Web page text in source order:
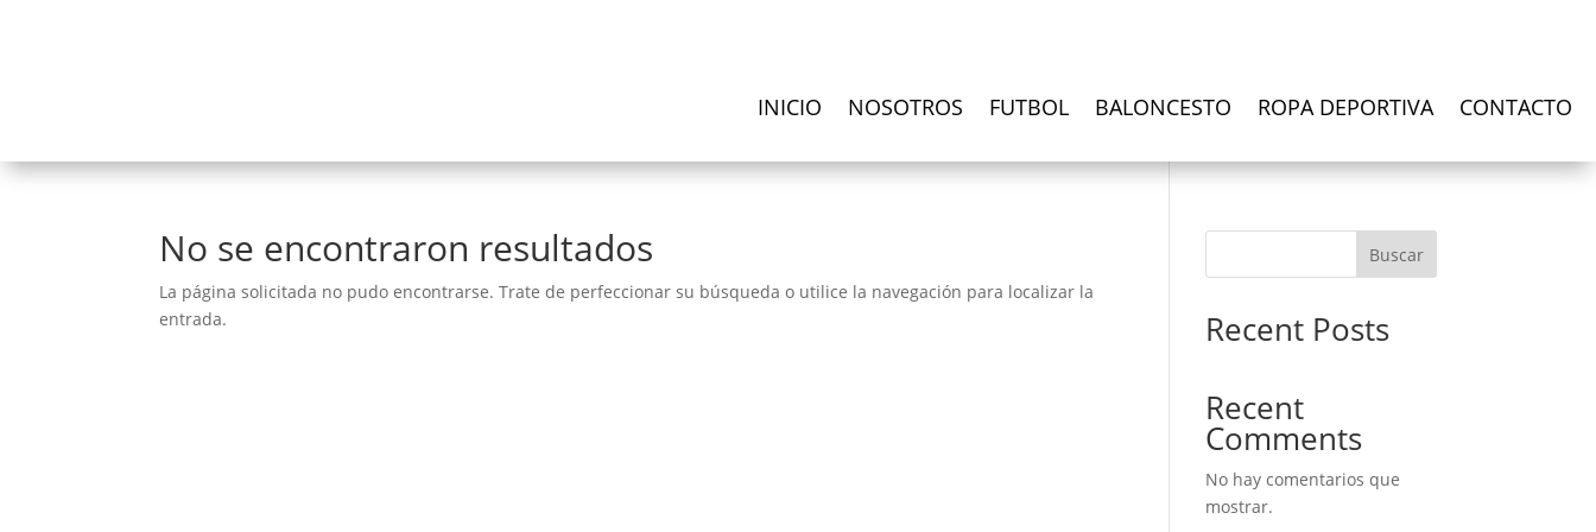
INICIO NOSOTROS FUTBOL BALONCESTO ROPA DEPORTIVA CONTACTO
No se encontraron resultados
La página solicitada no pudo encontrarse. Trate de perfeccionar su búsqueda o utilice la navegación para localizar la
entrada.
Buscar
Recent Posts
Recent
Comments
No hay comentarios que
mostrar.